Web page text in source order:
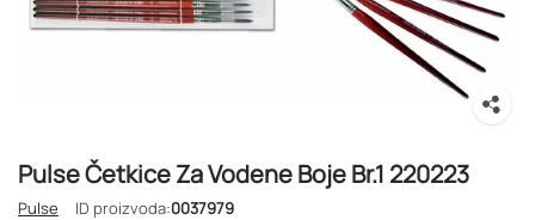
Pulse Četkice Za Vodene Boje Br.1 220223
Pulse ID proizvoda:0037979